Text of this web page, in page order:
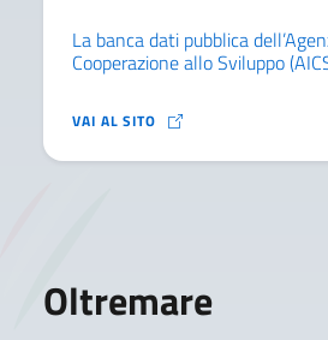
VAI AL SITOLA BANCA DATI
La banca dati pubblica
Cooperazione allo Sviluppo
Oltremare